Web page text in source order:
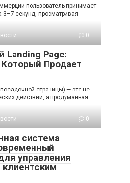
пользователь принимает
3–7 секунд, просматривая
0
Landing Page:
Продает
страницы) — это не
действий, а продуманная
0
система
управления